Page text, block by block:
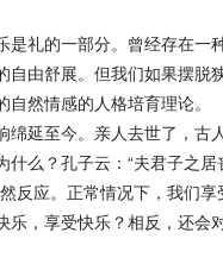
礼的一部分。曾经存在一
由舒展。但我们如果摆脱
然情感的人格培育理论。
延至今。亲人去世了，古
么？孔子云：“夫君子之居
反应。正常情况下，我们
，享受快乐？相反，还会